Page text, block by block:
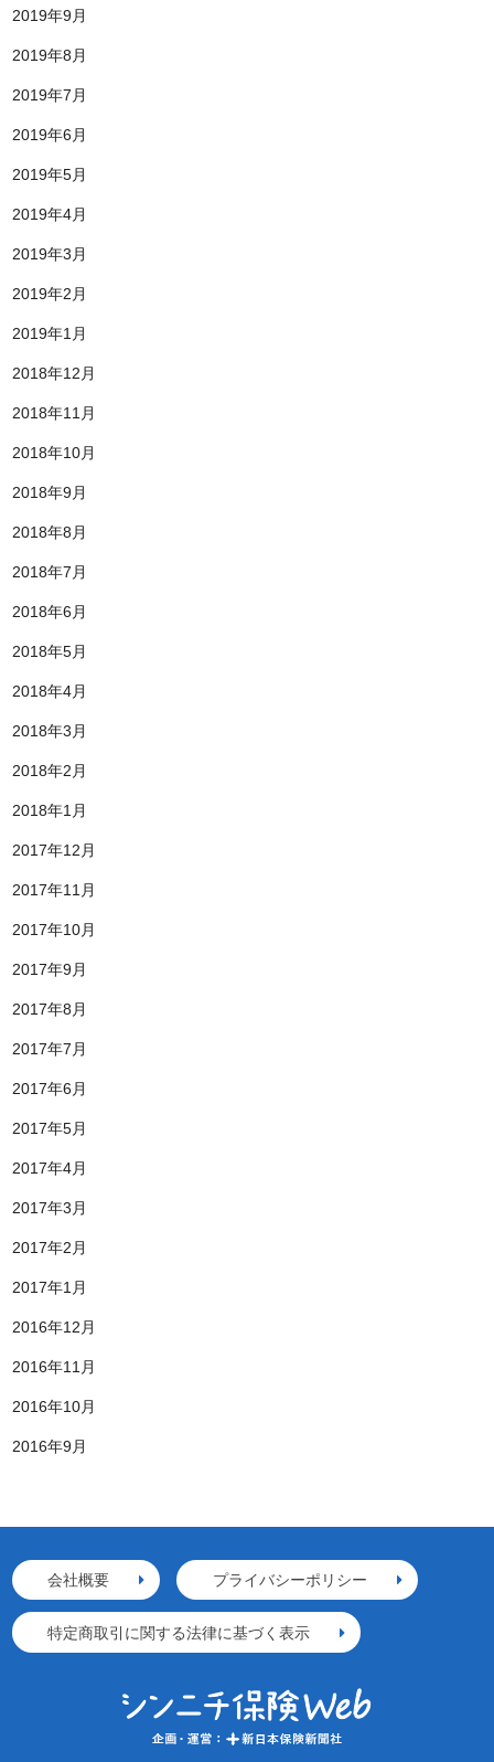
2019年9月
2019年8月
2019年7月
2019年6月
2019年5月
2019年4月
2019年3月
2019年2月
2019年1月
2018年12月
2018年11月
2018年10月
2018年9月
2018年8月
2018年7月
2018年6月
2018年5月
2018年4月
2018年3月
2018年2月
2018年1月
2017年12月
2017年11月
2017年10月
2017年9月
2017年8月
2017年7月
2017年6月
2017年5月
2017年4月
2017年3月
2017年2月
2017年1月
2016年12月
2016年11月
2016年10月
2016年9月
会社概要 プライバシーポリシー
特定商取引に関する法律に基づく表示